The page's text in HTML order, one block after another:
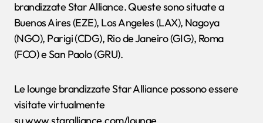
brandizzate Star Alliance. Queste sono situate a
Buenos Aires (EZE), Los Angeles (LAX), Nagoya
(NGO), Parigi (CDG), Rio de Janeiro (GIG), Roma
(FCO) e San Paolo (GRU).
Le lounge brandizzate Star Alliance possono essere
visitate virtualmente
su www.staralliance.com/lounge